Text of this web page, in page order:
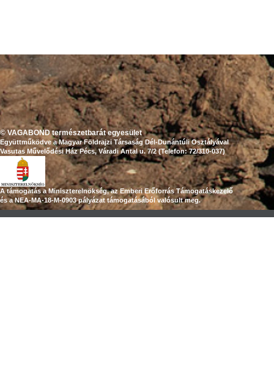
© VAGABOND természetbarát egyesület
Együttműködve a Magyar Földrajzi Társaság Dél-Dunántúli Osztályával
Vasutas Művelődési Ház Pécs, Váradi Antal u. 7/2 (Telefon: 72/310-037)
A támogatás a Miniszterelnökség, az Emberi Erőforrás Támogatáskezelő
és a NEA-MA-18-M-0903 pályázat támogatásából valósult meg.